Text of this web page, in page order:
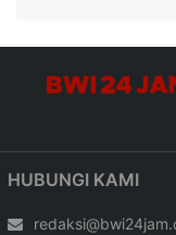
HUBUNGI KAMI